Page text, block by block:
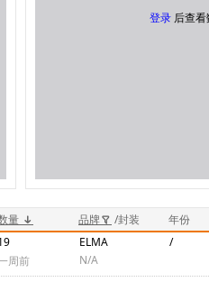
登录 后查
量 品牌 /封装 年份
周前
ELMA
N/A
/